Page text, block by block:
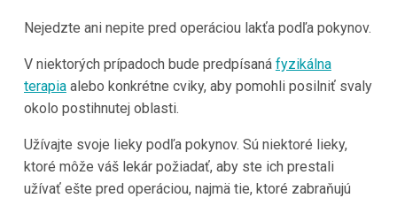
Nejedzte ani nepite pred operáciou lakťa podľa pokynov.
V niektorých prípadoch bude predpísaná fyzikálna
terapiaalebo konkrétne cviky, aby pomohli posilniť svaly
okolo postihnutej oblasti.
Užívajte svoje lieky podľa pokynov. Sú niektoré lieky,
ktoré môže váš lekár požiadať, aby ste ich prestali
užívať ešte pred operáciou, najmä tie, ktoré zabraňujú